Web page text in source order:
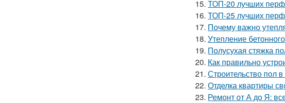
15. ТОП-20 лучших
16. ТОП-25 лучших
17. Почему важно
18. Утепление
19. Полусухая стяжка
20. Как правильно
21. Строительство пол
22. Отделка квартиры
23. Ремонт от А до Я: